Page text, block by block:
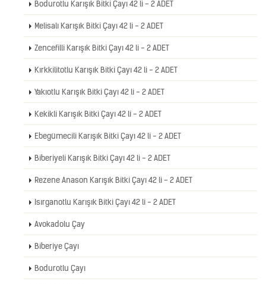
Bodurotlu Karışık Bitki Çayı 42 li - 2 ADET
Melisalı Karışık Bitki Çayı 42 li - 2 ADET
Zencefilli Karışık Bitki Çayı 42 li - 2 ADET
Kırkkilitotlu Karışık Bitki Çayı 42 li - 2 ADET
Yakıotlu Karışık Bitki Çayı 42 li - 2 ADET
Kekikli Karışık Bitki Çayı 42 li - 2 ADET
Ebegümecili Karışık Bitki Çayı 42 li - 2 ADET
Biberiyeli Karışık Bitki Çayı 42 li - 2 ADET
Rezene Anason Karışık Bitki Çayı 42 li - 2 ADET
Isırganotlu Karışık Bitki Çayı 42 li - 2 ADET
Avokadolu Çay
Biberiye Çayı
Bodurotlu Çayı